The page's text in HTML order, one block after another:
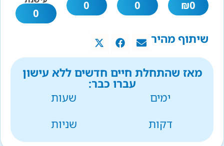
0
₪
0
0
0
שיתוף מהיר
מאז שהתחלת חיים חדשים ללא עישון
עברו כבר:
ימים
שעות
דקות
שניות